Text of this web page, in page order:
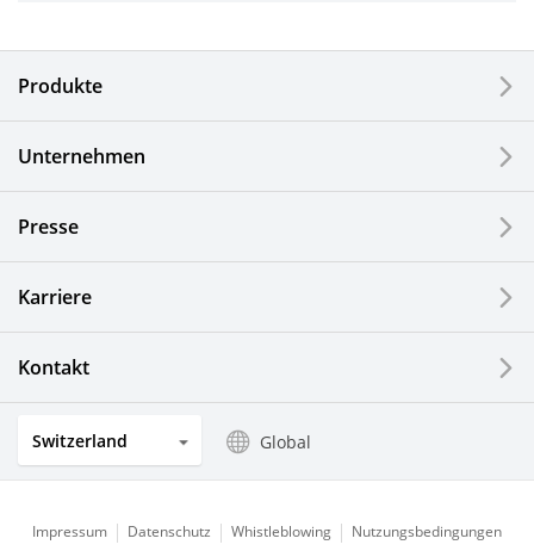
Elektronische Komponenten & Geräte
Optische Komponenten
Photovoltaiksysteme
Küchenprodukte
Produkte
Unternehmen
Presse
Karriere
Kontakt
Switzerland Global
Impressum Datenschutz Whistleblowing Nutzungsbedingungen